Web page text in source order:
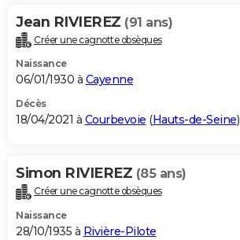
Jean RIVIEREZ (91 ans)
Créer une cagnotte obsèques
Naissance
06/01/1930 à Cayenne
Décès
18/04/2021 à Courbevoie (Hauts-de-Seine)
Simon RIVIEREZ (85 ans)
Créer une cagnotte obsèques
Naissance
28/10/1935 à Rivière-Pilote